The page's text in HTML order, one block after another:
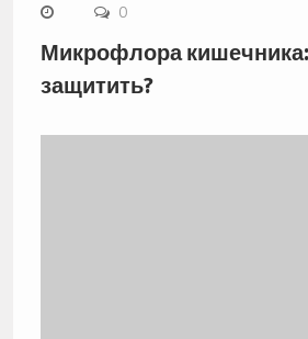
0
Микрофлора кишечника:
защитить?